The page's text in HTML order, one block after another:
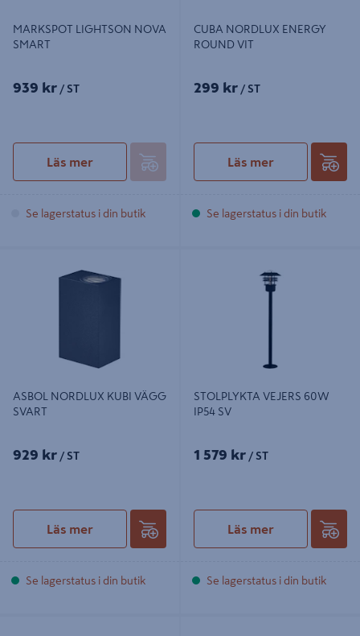
MARKSPOT LIGHTSON NOVA
SMART
939 kr / ST
Läs mer
Se lagerstatus i din butik
CUBA NORDLUX ENERGY
ROUND VIT
299 kr / ST
Läs mer
Se lagerstatus i din butik
ASBOL NORDLUX KUBI VÄGG
SVART
929 kr / ST
Läs mer
Se lagerstatus i din butik
STOLPLYKTA VEJERS 60W
IP54 SV
1 579 kr / ST
Läs mer
Se lagerstatus i din butik